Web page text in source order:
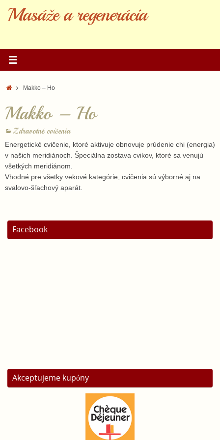
Masáže a regenerácia
HomeMakko – Ho
Makko – Ho
Zdravotné cvičenia
Energetické cvičenie, ktoré aktivuje obnovuje prúdenie chi (energia)
v našich meridiánoch. Špeciálna zostava cvikov, ktoré sa venujú
všetkých meridiánom.
Vhodné pre všetky vekové kategórie, cvičenia sú výborné aj na
svalovo-šľachový aparát.
Facebook
Akceptujeme kupóny